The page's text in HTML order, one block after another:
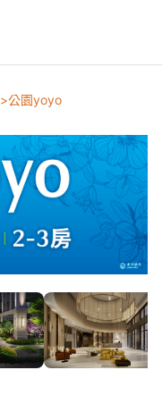
公園yoyo